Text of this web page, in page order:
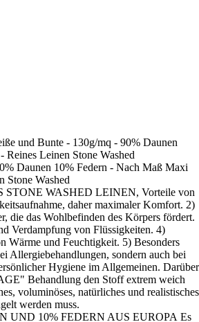
und Bunte - 130g/mq - 90% Daunen
Reines Leinen Stone Washed
Daunen 10% Federn - Nach Maß Maxi
Stone Washed
STONE WASHED LEINEN, Vorteile von
daher maximaler Komfort. 2)
die das Wohlbefinden des Körpers fördert.
Verdampfung von Flüssigkeiten. 4)
Wärme und Feuchtigkeit. 5) Besonders
Allergiebehandlungen, sondern auch bei
Hygiene im Allgemeinen. Darüber
Behandlung den Stoff extrem weich
voluminöses, natürliches und realistisches
werden muss.
UND 10% FEDERN AUS EUROPA Es